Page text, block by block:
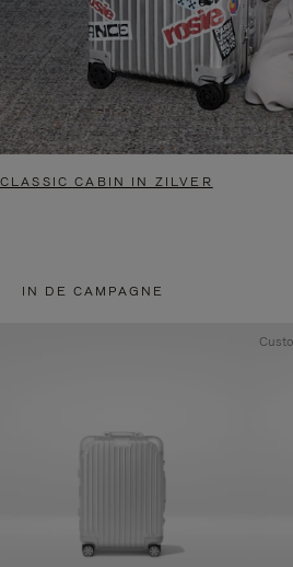
CLASSIC CABIN IN ZILVER
IN DE CAMPAGNE